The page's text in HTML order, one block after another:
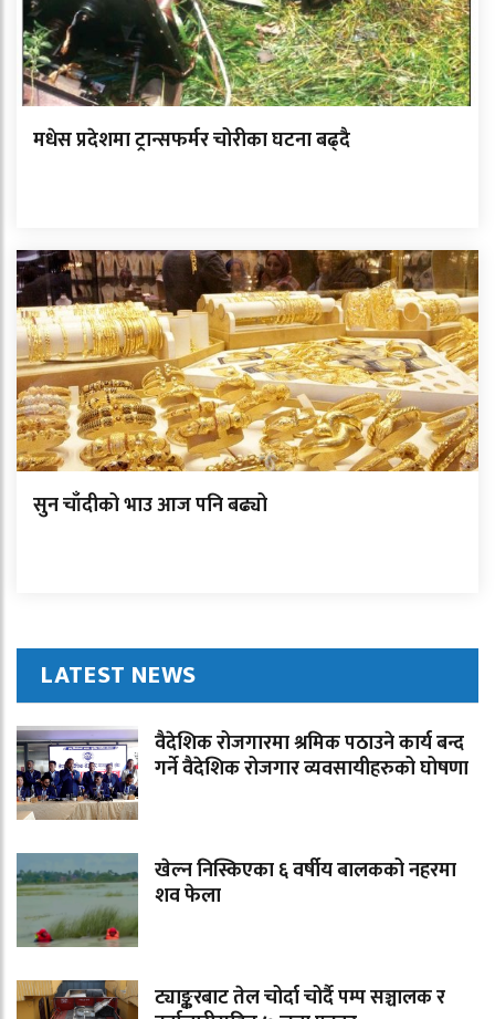
मधेस प्रदेशमा ट्रान्सफर्मर चोरीका घटना बढ्दै
सुन चाँदीको भाउ आज पनि बढ्यो
LATEST NEWS
वैदेशिक रोजगारमा श्रमिक पठाउने कार्य बन्द
गर्ने वैदेशिक रोजगार व्यवसायीहरुको घोषणा
खेल्न निस्किएका ६ वर्षीय बालकको नहरमा
शव फेला
ट्याङ्करबाट तेल चोर्दा चोर्दै पम्प सञ्चालक र